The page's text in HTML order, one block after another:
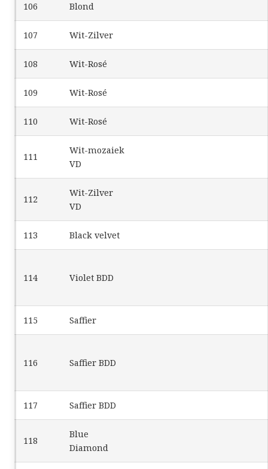
106 Blond
107 Wit-Zilver
108 Wit-Rosé
109 Wit-Rosé
110 Wit-Rosé
111
Wit-mozaiek
VD
112
Wit-Zilver
VD
113 Black velvet
114 Violet BDD
115 Saffier
116 Saffier BDD
117 Saffier BDD
118
Blue
Diamond